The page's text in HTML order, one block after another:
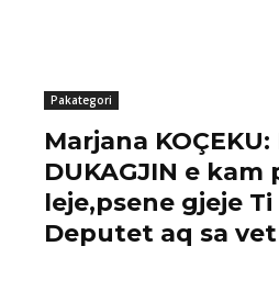
Pakategori
Marjana
DUKAGJIN e kam
leje,psene gjeje
Deputet aq sa